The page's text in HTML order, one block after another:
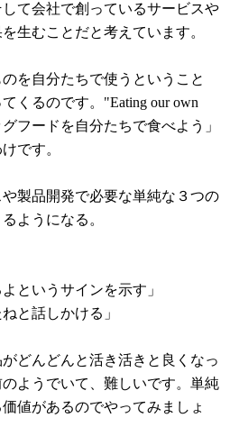
て会社で創っているサービスや
生むことだと考えています。
を自分たちで使うということ
くるのです。"Eating our own
フードを自分たちで食べよう」
です。
製品開発で必要な単純な３つの
ようになる。
というサインを示す」
と話しかける」
どんどんと活き活きと良くなっ
ようでいて、難しいです。単純
値があるのでやってみましょ